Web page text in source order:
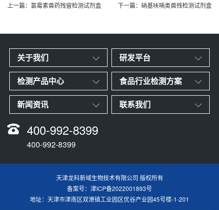
上一篇：氯霉素兽药残留检测试剂盒 下一篇：硝基呋喃类兽残检测试剂盒
关于我们 研发平台
检测产品中心 食品行业检测方案
新闻资讯 联系我们
400-992-8399
400-992-8399
天津龙科新域生物技术有限公司 版权所有
备案号： 津ICP备2022001893号
地址：天津市津南区双港镇工业园区优谷产业园45号楼-1-201